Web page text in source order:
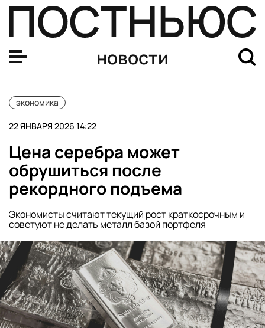
новости
экономика
22 ЯНВАРЯ 2026 14:22
Цена серебра может
обрушиться после
рекордного подъема
Экономисты считают текущий рост краткосрочным и
советуют не делать металл базой портфеля
В 2025 году РФ стала экспортировать в Китай на